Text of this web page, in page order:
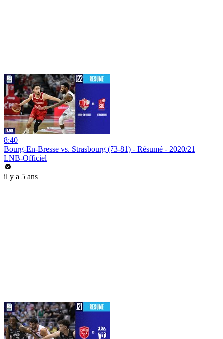
8:40
Bourg-En-Bresse vs. Strasbourg (73-81) - Résumé - 2020/21
LNB-Officiel
il y a 5 ans